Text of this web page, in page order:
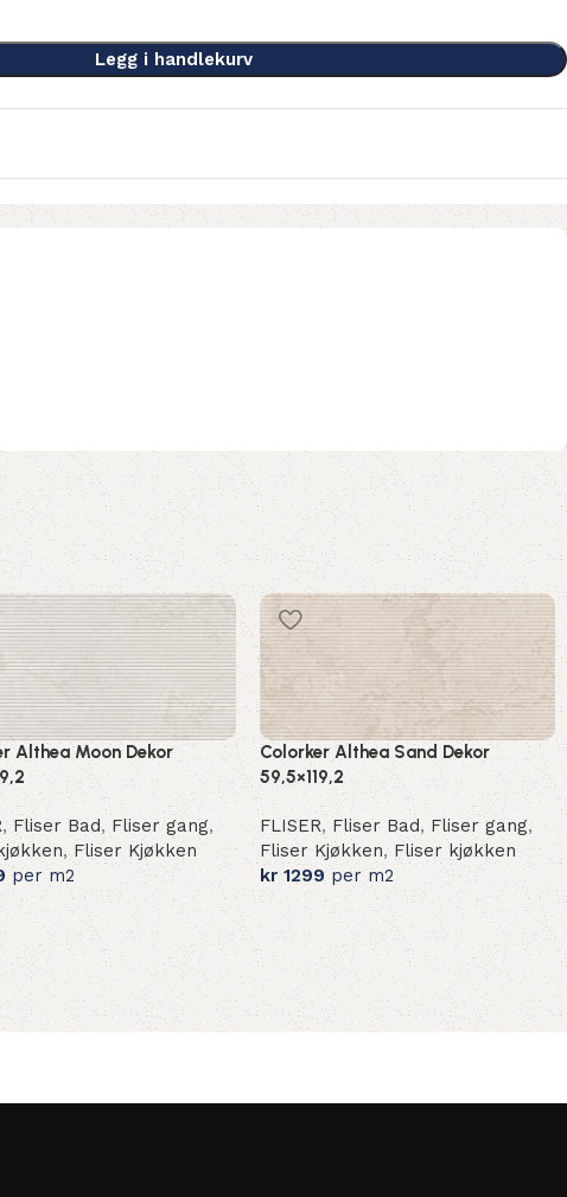
Legg i handlekurv
Althea Moon Dekor
,Fliser Bad, Fliser gang,
,Fliser Kjøkken
per m2
Colorker Althea Sand Dekor
59,5×119,2
FLISER, Fliser Bad, Fliser gang,
Fliser Kjøkken, Fliser kjøkken
kr1299per m2